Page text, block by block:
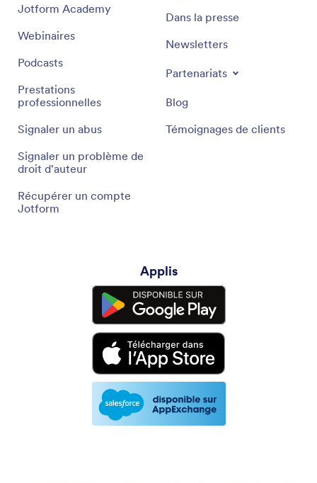
Jotform Academy
Webinaires
Podcasts
Prestations
professionnelles
Signaler un abus
Signaler un problème de
droit d'auteur
Récupérer un compte
Jotform
Dans la presse
Newsletters
Partenariats
Blog
Témoignages de clients
Applis